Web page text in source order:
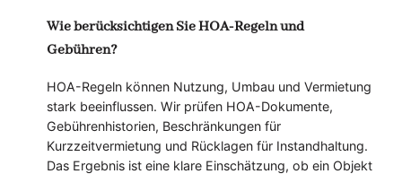
Wie berücksichtigen Sie HOA-Regeln und
Gebühren?
HOA-Regeln können Nutzung, Umbau und Vermietung
stark beeinflussen. Wir prüfen HOA-Dokumente,
Gebührenhistorien, Beschränkungen für
Kurzzeitvermietung und Rücklagen für Instandhaltung.
Das Ergebnis ist eine klare Einschätzung, ob ein Objekt